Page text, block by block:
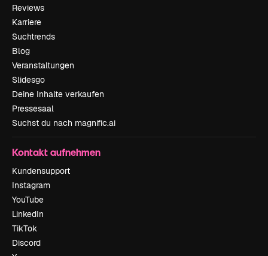
Reviews
Karriere
Suchtrends
Blog
Veranstaltungen
Slidesgo
Deine Inhalte verkaufen
Pressesaal
Suchst du nach magnific.ai
Kontakt aufnehmen
Kundensupport
Instagram
YouTube
LinkedIn
TikTok
Discord